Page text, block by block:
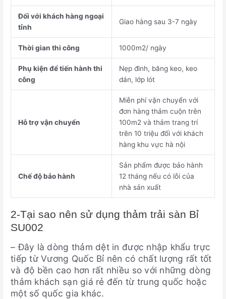
Đối với khách hàng ngoại
tỉnh
Giao hàng sau 3-7 ngày
Thời gian thi công 1000m2/ ngày
Phụ kiện để tiến hành thi
công
Nẹp đinh, băng keo, keo
dán, lớp lót
Hỗ trợ vận chuyển
Miễn phí vận chuyển với
đơn hàng thảm cuộn trên
100m2 và thảm trang trí
trên 10 triệu đối với khách
hàng khu vực hà nội
Chế độ bảo hành
Sản phẩm được bảo hành
12 tháng nếu có lỗi của
nhà sản xuất
2-Tại sao nên sử dụng thảm trải sàn Bỉ
SU002
– Đây là dòng thảm dệt in được nhập khẩu trực
tiếp từ Vương Quốc Bỉ nên có chất lượng rất tốt
và độ bền cao hơn rất nhiều so với những dòng
thảm khách sạn giá rẻ đến từ trung quốc hoặc
một số quốc gia khác.